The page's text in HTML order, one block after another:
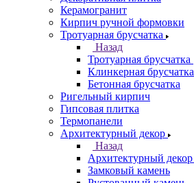
Керамогранит
Кирпич ручной формовки
Тротуарная брусчатка
Назад
Тротуарная брусчатка
Клинкерная брусчатка
Бетонная брусчатка
Ригельный кирпич
Гипсовая плитка
Термопанели
Архитектурный декор
Назад
Архитектурный декор
Замковый камень